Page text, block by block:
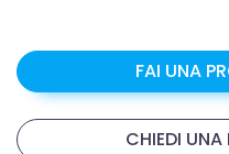
FAI UNA
CHIEDI